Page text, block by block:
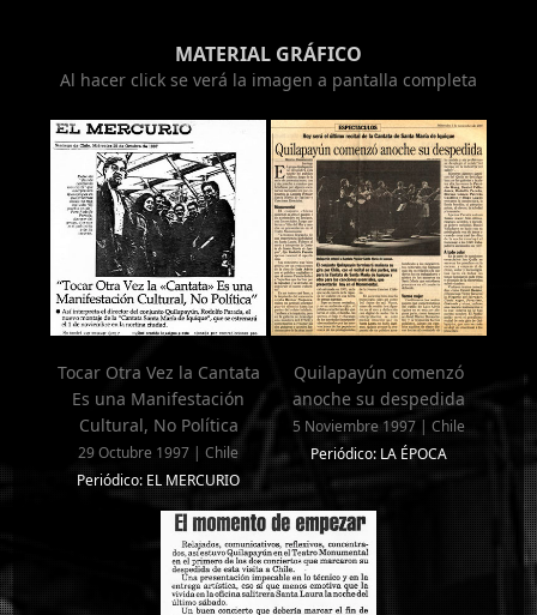
MATERIAL GRÁFICO
Al hacer click se verá la imagen a pantalla completa
Tocar Otra Vez la Cantata
Es una Manifestación
Cultural, No Política
29 Octubre 1997 | Chile
Periódico: EL MERCURIO
Quilapayún comenzó
anoche su despedida
5 Noviembre 1997 | Chile
Periódico: LA ÉPOCA